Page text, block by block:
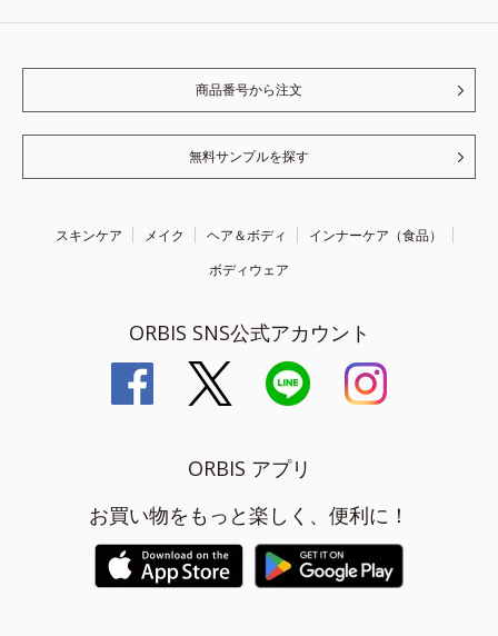
商品番号から注文
無料サンプルを探す
スキンケア メイク ヘア＆ボディ
インナーケア（食品）
ボディウェア
ORBIS SNS公式アカウント
ORBIS アプリ
お買い物をもっと楽しく、便利に！